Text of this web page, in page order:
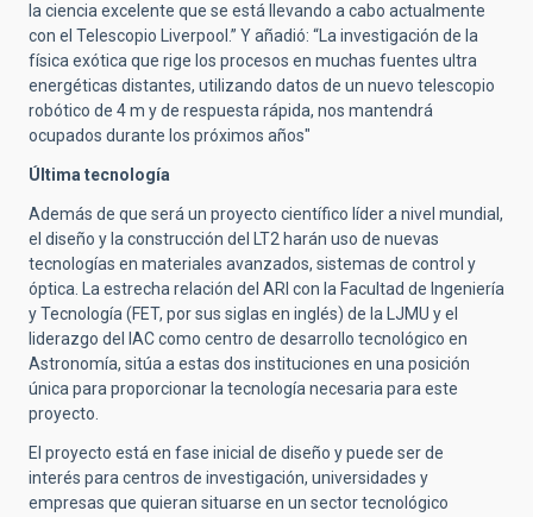
la ciencia excelente que se está llevando a cabo actualmente
con el Telescopio Liverpool.” Y añadió: “La investigación de la
física exótica que rige los procesos en muchas fuentes ultra
energéticas distantes, utilizando datos de un nuevo telescopio
robótico de 4 m y de respuesta rápida, nos mantendrá
ocupados durante los próximos años"
Última tecnología
Además de que será un proyecto científico líder a nivel mundial,
el diseño y la construcción del LT2 harán uso de nuevas
tecnologías en materiales avanzados, sistemas de control y
óptica. La estrecha relación del ARI con la Facultad de Ingeniería
y Tecnología (FET, por sus siglas en inglés) de la LJMU y el
liderazgo del IAC como centro de desarrollo tecnológico en
Astronomía, sitúa a estas dos instituciones en una posición
única para proporcionar la tecnología necesaria para este
proyecto.
El proyecto está en fase inicial de diseño y puede ser de
interés para centros de investigación, universidades y
empresas que quieran situarse en un sector tecnológico